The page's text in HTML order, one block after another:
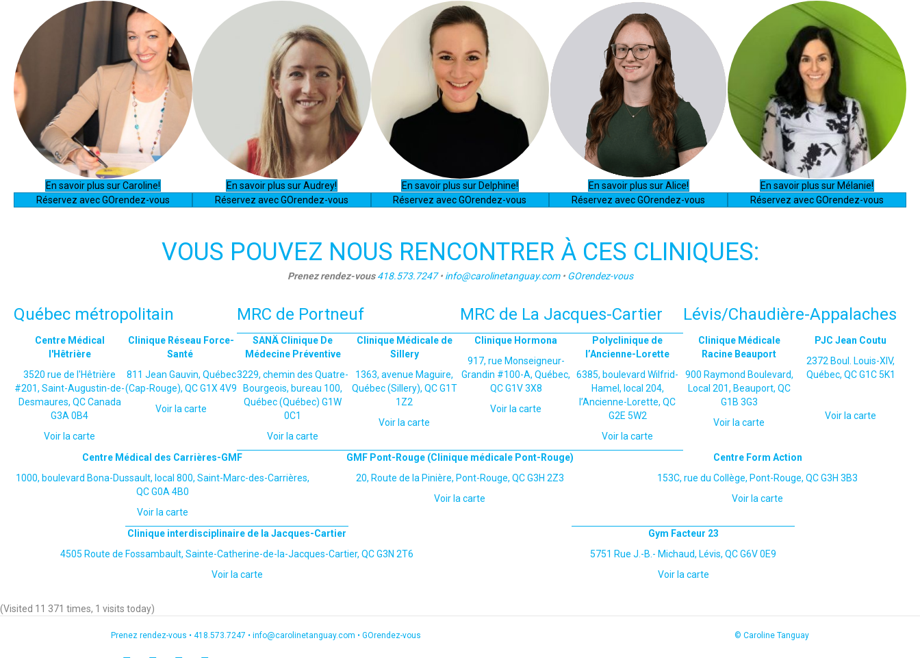
En savoir plus sur Caroline!
Réservez avec GOrendez-vous
En savoir plus sur Audrey!
Réservez avec GOrendez-vous
En savoir plus sur Delphine!
Réservez avec GOrendez-vous
En savoir plus sur Alice!
Réservez avec GOrendez-vous
En savoir plus sur Mélanie!
Réservez avec GOrendez-vous
VOUS POUVEZ NOUS RENCONTRER À CES CLINIQUES:
Prenez rendez-vous 418.573.7247• info@carolinetanguay.com• GOrendez-vous
Québec métropolitain MRC de Portneuf MRC de La Jacques-Cartier Lévis/Chaudière-Appalaches
Centre Médical
l'Hêtrière
3520 rue de l'Hêtrière
#201, Saint-Augustin-de-
Desmaures, QC Canada
G3A 0B4
Voir la carte
Clinique Réseau Force-
Santé
811 Jean Gauvin, Québec
(Cap-Rouge), QC G1X 4V9
Voir la carte
SANÄ Clinique De
Médecine Préventive
3229, chemin des Quatre-
Bourgeois, bureau 100,
Québec (Québec) G1W
0C1
Voir la carte
Clinique Médicale de
Sillery
1363, avenue Maguire,
Québec (Sillery), QC G1T
1Z2
Voir la carte
Clinique Hormona
917, rue Monseigneur-
Grandin #100-A, Québec,
QC G1V 3X8
Voir la carte
Polyclinique de
l’Ancienne-Lorette
6385, boulevard Wilfrid-
Hamel, local 204,
l’Ancienne-Lorette, QC
G2E 5W2
Voir la carte
Clinique Médicale
Racine Beauport
900 Raymond Boulevard,
Local 201, Beauport, QC
G1B 3G3
Voir la carte
PJC Jean Coutu
2372 Boul. Louis-XIV,
Québec, QC G1C 5K1
Voir la carte
Centre Médical des Carrières-GMF
1000, boulevard Bona-Dussault, local 800, Saint-Marc-des-Carrières,
QC G0A 4B0
Voir la carte
GMF Pont-Rouge (Clinique médicale Pont-Rouge)
20, Route de la Pinière, Pont-Rouge, QC G3H 2Z3
Voir la carte
Centre Form Action
153C, rue du Collège, Pont-Rouge, QC G3H 3B3
Voir la carte
Clinique interdisciplinaire de la Jacques-Cartier
4505 Route de Fossambault, Sainte-Catherine-de-la-Jacques-Cartier, QC G3N 2T6
Voir la carte
Gym Facteur 23
5751 Rue J.-B.- Michaud, Lévis, QC G6V 0E9
Voir la carte
(Visited 11 371 times, 1 visits today)
Prenez rendez-vous • 418.573.7247 • info@carolinetanguay.com • GOrendez-vous © Caroline Tanguay